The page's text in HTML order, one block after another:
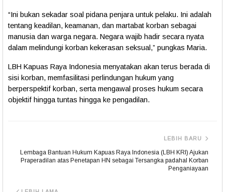
“Ini bukan sekadar soal pidana penjara untuk pelaku. Ini adalah
tentang keadilan, keamanan, dan martabat korban sebagai
manusia dan warga negara. Negara wajib hadir secara nyata
dalam melindungi korban kekerasan seksual,” pungkas Maria.
LBH Kapuas Raya Indonesia menyatakan akan terus berada di
sisi korban, memfasilitasi perlindungan hukum yang
berperspektif korban, serta mengawal proses hukum secara
objektif hingga tuntas hingga ke pengadilan.
LEBIH BARU
Lembaga Bantuan Hukum Kapuas Raya Indonesia (LBH KRI) Ajukan
Praperadilan atas Penetapan HN sebagai Tersangka padahal Korban
Penganiayaan